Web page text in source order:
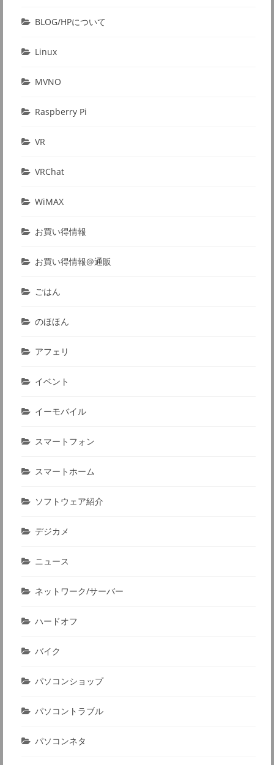
BLOG/HPについて
Linux
MVNO
Raspberry Pi
VR
VRChat
WiMAX
お買い得情報
お買い得情報@通販
ごはん
のほほん
アフェリ
イベント
イーモバイル
スマートフォン
スマートホーム
ソフトウェア紹介
デジカメ
ニュース
ネットワーク/サーバー
ハードオフ
バイク
パソコンショップ
パソコントラブル
パソコンネタ